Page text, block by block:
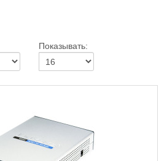
Показывать: